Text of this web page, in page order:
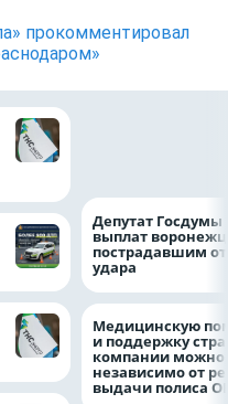
прокомментировал
Депутат Госдумы
выплат
пострадавшим от
удара
Медицинскую
и поддержку
компании можно
независимо от
выдачи полиса